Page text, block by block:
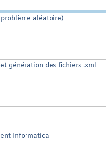
aléatoire)
génération des fichiers .xml
Informatica